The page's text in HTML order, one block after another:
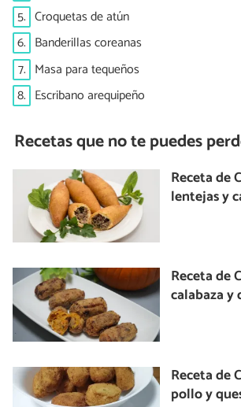
5. Croquetas de atún
6. Banderillas coreanas
7. Masa para tequeños
8. Escribano arequipeño
Recetas que no te puedes
Receta de
lentejas y
Receta de
calabaza y
Receta de
pollo y